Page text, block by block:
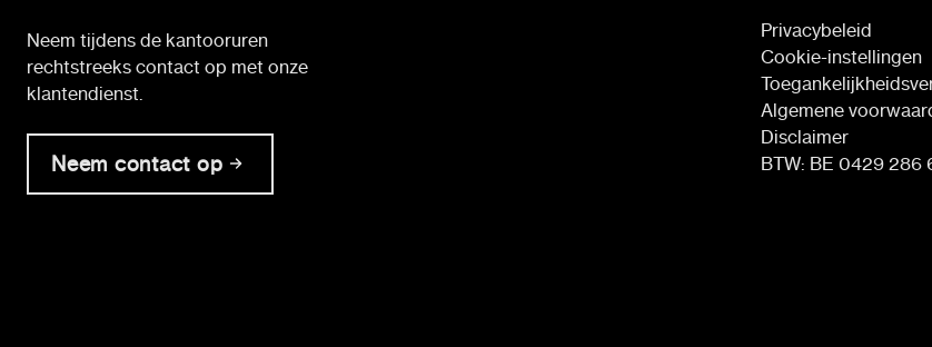
Neem tijdens de kantooruren
rechtstreeks contact op met onze
klantendienst.
Neem contact op
Privacybeleid
Cookie-instellingen
Algemene
Disclaimer
BTW: BE 0429 286